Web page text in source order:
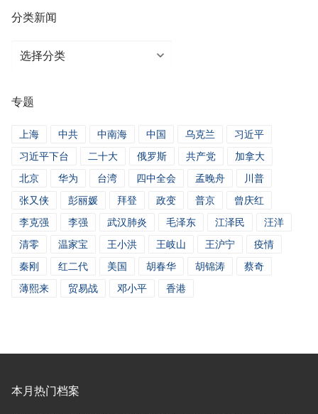
分类新闻
分
闻
专题
上海 中共 中南海 中国 乌克兰
习近平
习近平下台
二十大 俄罗斯 共产党
加拿大
北京
华为 台湾 四中全会 孟晚舟
川普
张又侠
彭丽媛 拜登 政变 普京
曾庆红
李克强
李强 武汉肺炎 毛泽东 江泽民
汪洋
清零
温家宝 王小洪 王岐山 王沪宁
疫情
秦刚
红二代 美国 胡春华 胡锦涛
蔡奇
薄熙来
贸易战 邓小平 香港
本月热门档案